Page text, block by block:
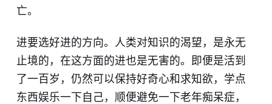
亡。
进要选好进的方向。人类对知识的渴望，是永无
止境的，在这方面的进也是无害的。即便是活到
了一百岁，仍然可以保持好奇心和求知欲，学点
东西娱乐一下自己，顺便避免一下老年痴呆症，